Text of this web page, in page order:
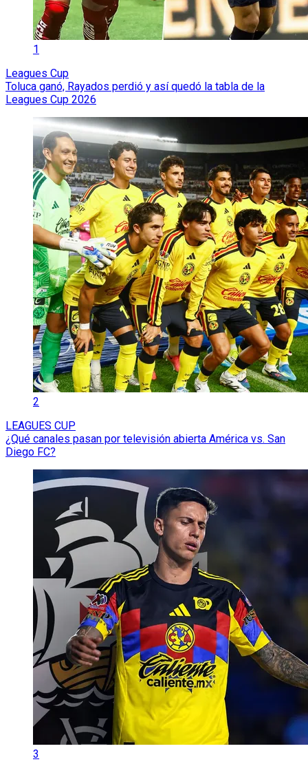
1
Leagues Cup
Toluca ganó, Rayados perdió y así quedó la tabla de la
Leagues Cup 2026
2
LEAGUES CUP
¿Qué canales pasan por televisión abierta América vs. San
Diego FC?
3